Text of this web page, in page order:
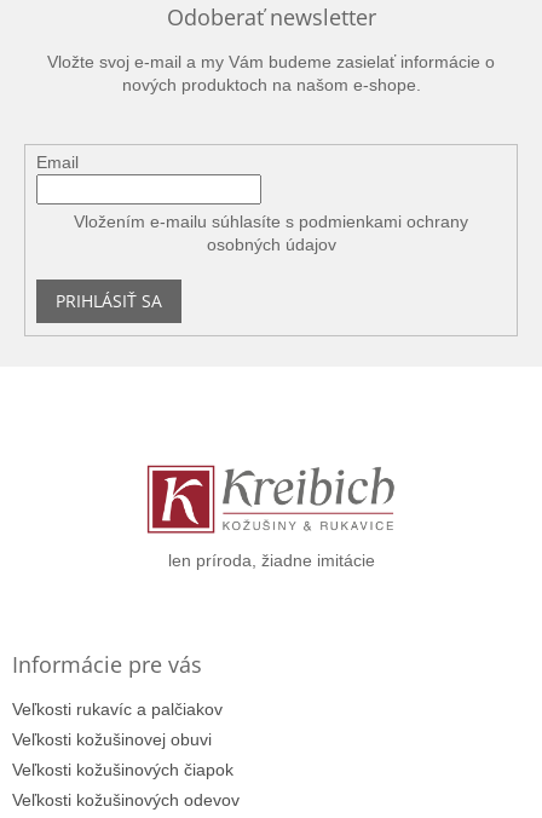
Odoberať newsletter
Vložte svoj e-mail a my Vám budeme zasielať informácie o
nových produktoch na našom e-shope.
Email
Vložením e-mailu súhlasíte s podmienkami ochrany
osobných údajov
PRIHLÁSIŤ SA
len príroda, žiadne imitácie
Informácie pre vás
Veľkosti rukavíc a palčiakov
Veľkosti kožušinovej obuvi
Veľkosti kožušinových čiapok
Veľkosti kožušinových odevov